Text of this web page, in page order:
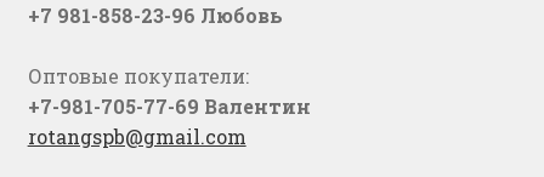
+7 981-858-23-96 Любовь
Оптовые покупатели:
+7-981-705-77-69 Валентин
rotangspb@gmail.com